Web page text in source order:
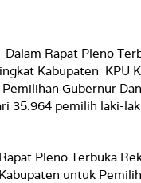
Dalam Rapat Pleno
Kabupaten KPU
Gubernur
35.964 pemilih laki-
Pleno Terbuka
untuk